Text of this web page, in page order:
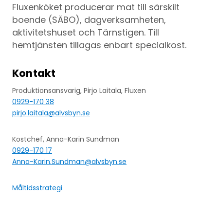
Fluxenköket producerar mat till särskilt
boende (SÄBO), dagverksamheten,
aktivitetshuset och Tärnstigen. Till
hemtjänsten tillagas enbart specialkost.
Kontakt
Produktionsansvarig, Pirjo Laitala, Fluxen
0929-170 38
pirjo.laitala@alvsbyn.se
Kostchef, Anna-Karin Sundman
0929-170 17
Anna-Karin.Sundman@alvsbyn.se
Måltidsstrategi